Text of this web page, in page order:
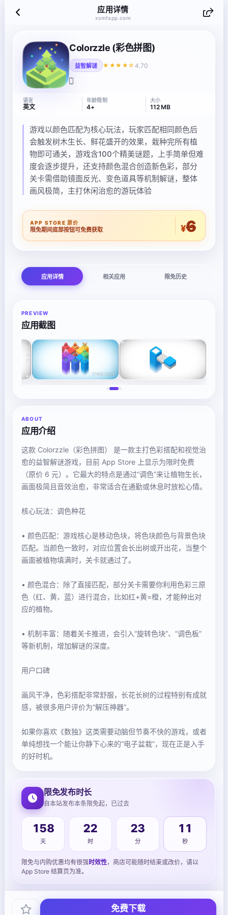
应用详情
xsmfapp.com
Colorzzle (彩色拼图)
益智解谜 ★★★★☆ 4.70
语言
英文
年龄限制
4+
大小
112 MB
游戏以颜色匹配为核心玩法，玩家匹配相同颜色后
会触发树木生长、鲜花盛开的效果，栽种完所有植
物即可通关，游戏含100个精美谜题，上手简单但难
度会逐步提升，还支持颜色混合创造新色彩，部分
关卡需借助镜面反光、变色道具等机制解谜，整体
画风极简，主打休闲治愈的游玩体验
APP STORE 原价
限免期间底部按钮可免费获取 ¥6
应用详情 相关应用 限免历史
PREVIEW
应用截图
ABOUT
应用介绍
这款 Colorzzle（彩色拼图） 是一款主打色彩搭配和视觉治
愈的益智解谜游戏，目前 App Store 上显示为限时免费
（原价 6 元）。它最大的特点是通过“调色”来让植物生长，
画面极简且音效治愈，非常适合在通勤或休息时放松心情。
核心玩法：调色种花
• 颜色匹配：游戏核心是移动色块，将色块颜色与背景色块
匹配。当颜色一致时，对应位置会长出树或开出花，当整个
画面被植物填满时，关卡就通过了。
• 颜色混合：除了直接匹配，部分关卡需要你利用色彩三原
色（红、黄、蓝）进行混合，比如红+黄=橙，才能种出对
应的植物。
• 机制丰富：随着关卡推进，会引入“旋转色块”、“调色板”
等新机制，增加解谜的深度。
用户口碑
画风干净，色彩搭配非常舒服，长花长树的过程特别有成就
感，被很多用户评价为“解压神器”。
如果你喜欢《数独》这类需要动脑但节奏不快的游戏，或者
单纯想找一个能让你静下心来的“电子盆栽”，现在正是入手
的好时机。
限免发布时长
自本站发布本条限免起，已过去
158
天
22
时
23
分
11
秒
限免与内购优惠均有很强时效性，商店可能随时结束或改价，请以
App Store 结算页为准。
免费下载